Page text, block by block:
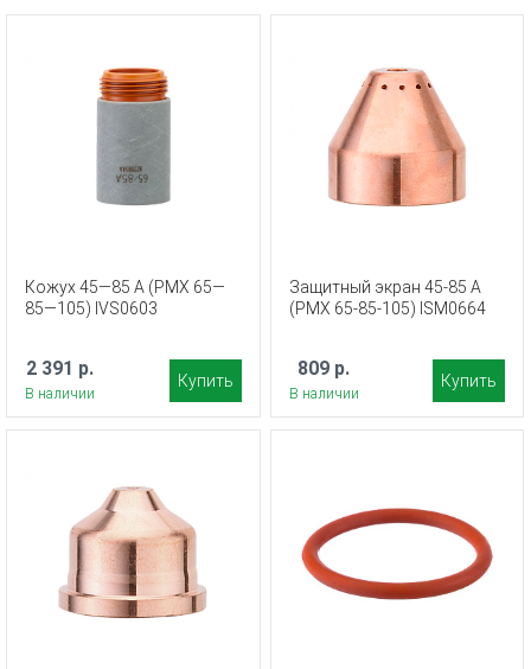
Кожух 45—85 А (PMX 65—
85—105) IVS0603
2 391 р.
В наличии
Купить
Защитный экран 45-85 А
(PMX 65-85-105) ISM0664
809 р.
В наличии
Купить